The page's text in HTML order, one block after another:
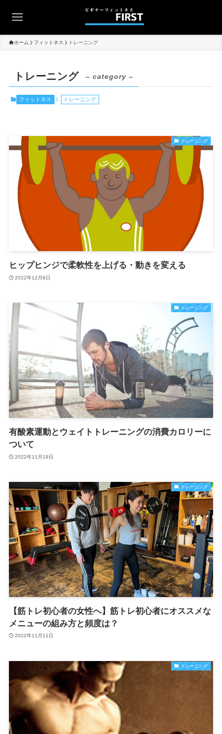
ホーム フィットネス トレーニング
トレーニング – category –
フィットネス トレーニング
トレーニング
ヒップヒンジで柔軟性を上げる・動きを変える
2022年12月8日
トレーニング
有酸素運動とウェイトトレーニングの消費カロリーに
ついて
2022年11月19日
トレーニング
【筋トレ初心者の女性へ】筋トレ初心者にオススメな
メニューの組み方と頻度は？
2022年11月11日
トレーニング